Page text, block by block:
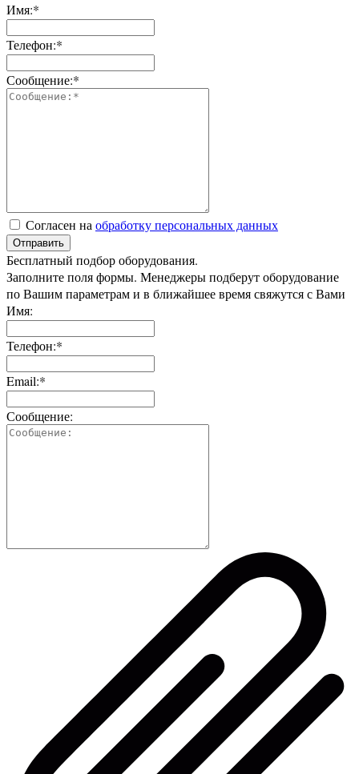
Имя:*
Телефон:*
Сообщение:*
Согласен на обработку персональных данных
Отправить
Бесплатный подбор оборудования.
Заполните поля формы. Менеджеры подберут оборудование
по Вашим параметрам и в ближайшее время свяжутся с Вами
Имя:
Телефон:*
Email:*
Сообщение: